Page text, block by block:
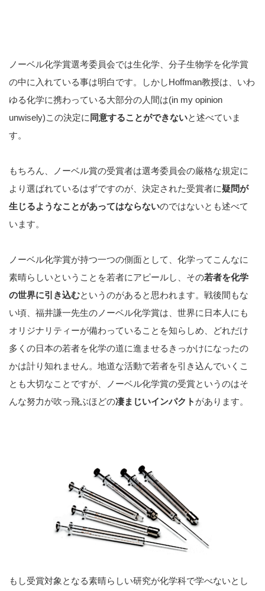
ノーベル化学賞選考委員会では生化学、分子生物学を化学賞
の中に入れている事は明白です。しかしHoffman教授は、いわ
ゆる化学に携わっている大部分の人間は(in my opinion
unwisely)この決定に 同意することができないと述べていま
す。
もちろん、ノーベル賞の受賞者は選考委員会の厳格な規定に
より選ばれているはずですのが、決定された受賞者に疑問が
生じるようなことがあってはならないのではないとも述べて
います。
ノーベル化学賞が持つ一つの側面として、化学ってこんなに
素晴らしいということを若者にアピールし、その若者を化学
の世界に引き込むというのがあると思われます。戦後間もな
い頃、福井謙一先生のノーベル化学賞は、世界に日本人にも
オリジナリティーが備わっていることを知らしめ、どれだけ
多くの日本の若者を化学の道に進ませるきっかけになったの
かは計り知れません。地道な活動で若者を引き込んでいくこ
とも大切なことですが、ノーベル化学賞の受賞というのはそ
んな努力が吹っ飛ぶほどの凄まじいインパクト があります。
もし受賞対象となる素晴らしい研究が化学科で学べないとし